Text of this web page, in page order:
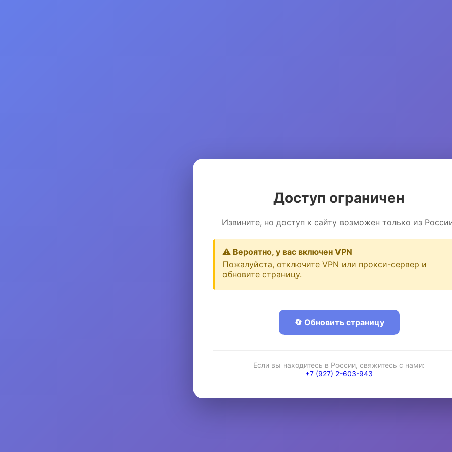
Доступ ограничен
Извините, но доступ к сайту возможен только из
⚠️ Вероятно, у вас включен VPN
Пожалуйста, отключите VPN или прокси-сервер и
обновите страницу.
🔄 Обновить страницу
Если вы находитесь в России, свяжитесь с нами:
+7 (927) 2-603-943